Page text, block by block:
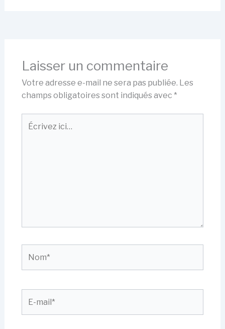
Laisser un commentaire
Votre adresse e-mail ne sera pas publiée. Les
champs obligatoires sont indiqués avec *
Écrivez
ici…
mail*